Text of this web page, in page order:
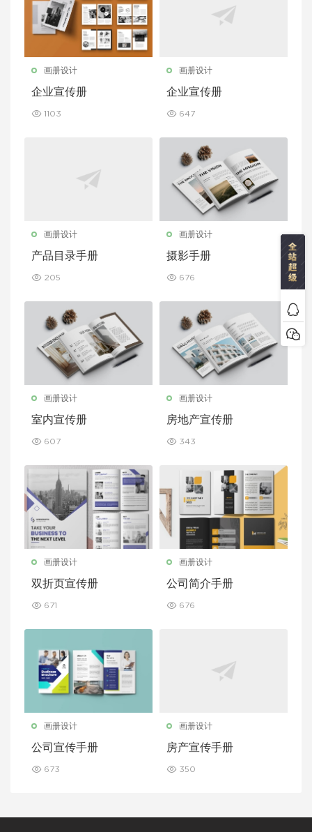
画册设计
企业宣传册
1103
画册设计
企业宣传册
647
画册设计
产品目录手册
205
画册设计
摄影手册
676
画册设计
室内宣传册
607
画册设计
房地产宣传册
343
画册设计
双折页宣传册
671
画册设计
公司简介手册
676
画册设计
公司宣传手册
673
画册设计
房产宣传手册
350